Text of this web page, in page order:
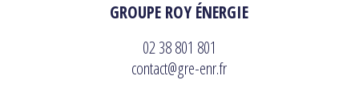
GROUPE ROY ÉNERGIE
02 38 801 801
contact@gre-enr.fr